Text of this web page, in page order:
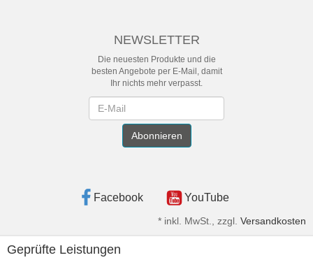
NEWSLETTER
Die neuesten Produkte und die
besten Angebote per E-Mail, damit
Ihr nichts mehr verpasst.
Abonnieren
Facebook YouTube
* inkl. MwSt., zzgl. Versandkosten
Geprüfte Leistungen